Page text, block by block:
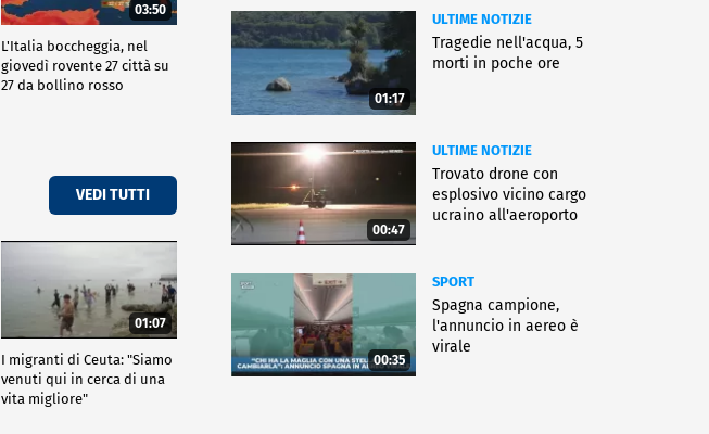
03:50
L'Italia boccheggia, nel
giovedì rovente 27 città su
27 da bollino rosso
VEDI TUTTI
01:07
I migranti di Ceuta: "Siamo
venuti qui in cerca di una
vita migliore"
01:17
ULTIME NOTIZIE
Tragedie nell'acqua, 5
morti in poche ore
00:47
ULTIME NOTIZIE
Trovato drone con
esplosivo vicino cargo
ucraino all'aeroporto
00:35
SPORT
Spagna campione,
l'annuncio in aereo è
virale